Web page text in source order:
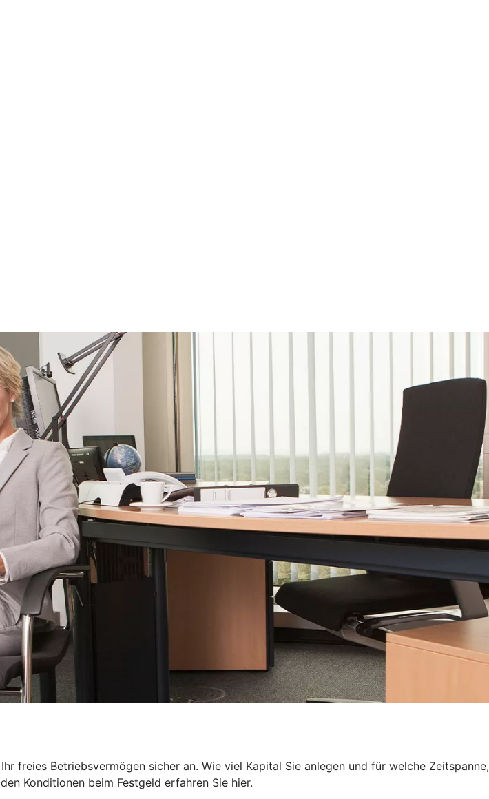
freies Betriebsvermögen sicher an. Wie viel Kapital Sie anlegen und für welche Zeitspanne,
Konditionen beim Festgeld erfahren Sie hier.